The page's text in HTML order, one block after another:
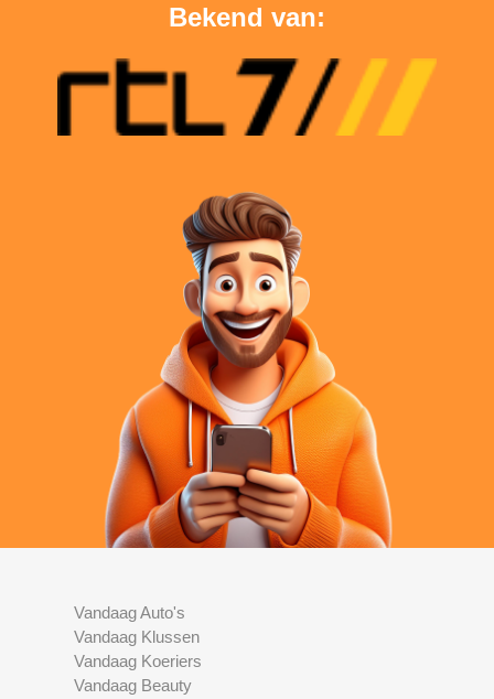
Bekend van:
Vandaag Auto's
Vandaag Klussen
Vandaag Koeriers
Vandaag Beauty